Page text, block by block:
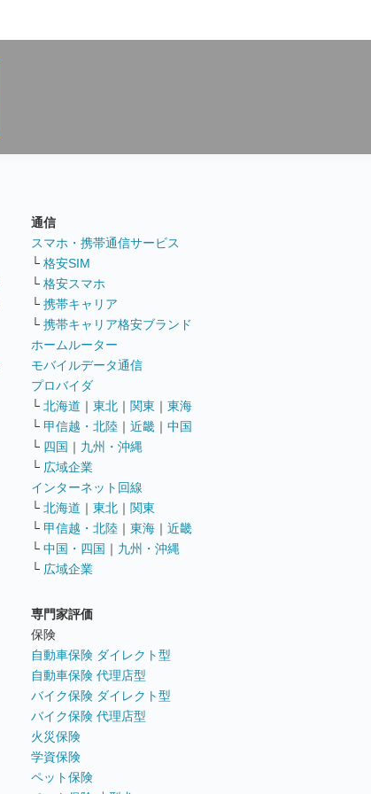
通信
スマホ・携帯通信サービス
└ 格安SIM
└ 格安スマホ
└ 携帯キャリア
└ 携帯キャリア格安ブランド
ホームルーター
モバイルデータ通信
プロバイダ
└ 北海道 ｜ 東北 ｜ 関東 ｜ 東海
└ 甲信越・北陸 ｜ 近畿 ｜ 中国
└ 四国 ｜ 九州・沖縄
└ 広域企業
インターネット回線
└ 北海道 ｜ 東北 ｜ 関東
└ 甲信越・北陸 ｜ 東海 ｜ 近畿
└ 中国・四国 ｜ 九州・沖縄
└ 広域企業
専門家評価
保険
自動車保険 ダイレクト型
自動車保険 代理店型
バイク保険 ダイレクト型
バイク保険 代理店型
火災保険
学資保険
ペット保険